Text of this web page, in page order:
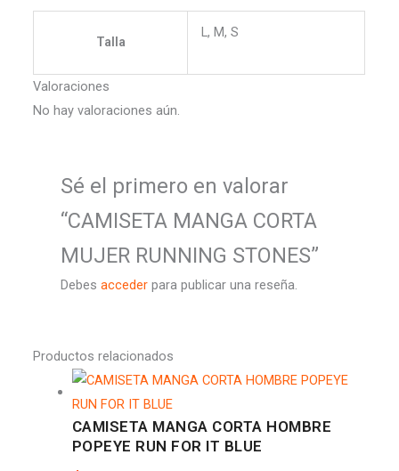
Talla
L, M, S
Valoraciones
No hay valoraciones aún.
Sé el primero en valorar
“CAMISETA MANGA CORTA
MUJER RUNNING STONES”
Debesacceder para publicar una reseña.
Productos relacionados
CAMISETA MANGA CORTA HOMBRE
POPEYE RUN FOR IT BLUE